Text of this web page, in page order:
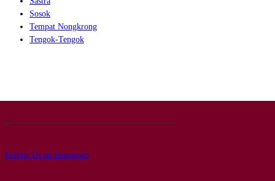
Sosok
Tempat Nongkrong
Tengok-Tengok
Follow Us on Instagram